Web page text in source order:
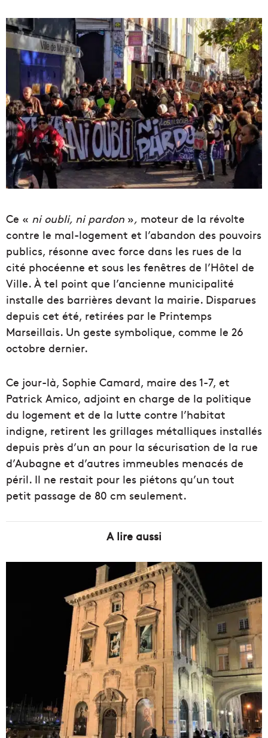
Ce « ni oubli, ni pardon », moteur de la révolte
contre le mal-logement et l’abandon des pouvoirs
publics, résonne avec force dans les rues de la
cité phocéenne et sous les fenêtres de l’Hôtel de
Ville. À tel point que l’ancienne municipalité
installe des barrières devant la mairie. Disparues
depuis cet été, retirées par le Printemps
Marseillais. Un geste symbolique, comme le 26
octobre dernier.
Ce jour-là, Sophie Camard, maire des 1-7, et
Patrick Amico, adjoint en charge de la politique
du logement et de la lutte contre l’habitat
indigne, retirent les grillages métalliques installés
depuis près d’un an pour la sécurisation de la rue
d’Aubagne et d’autres immeubles menacés de
péril. Il ne restait pour les piétons qu’un tout
petit passage de 80 cm seulement.
A lire aussi